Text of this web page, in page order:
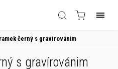
černý s gravírovánim
s gravírovánim